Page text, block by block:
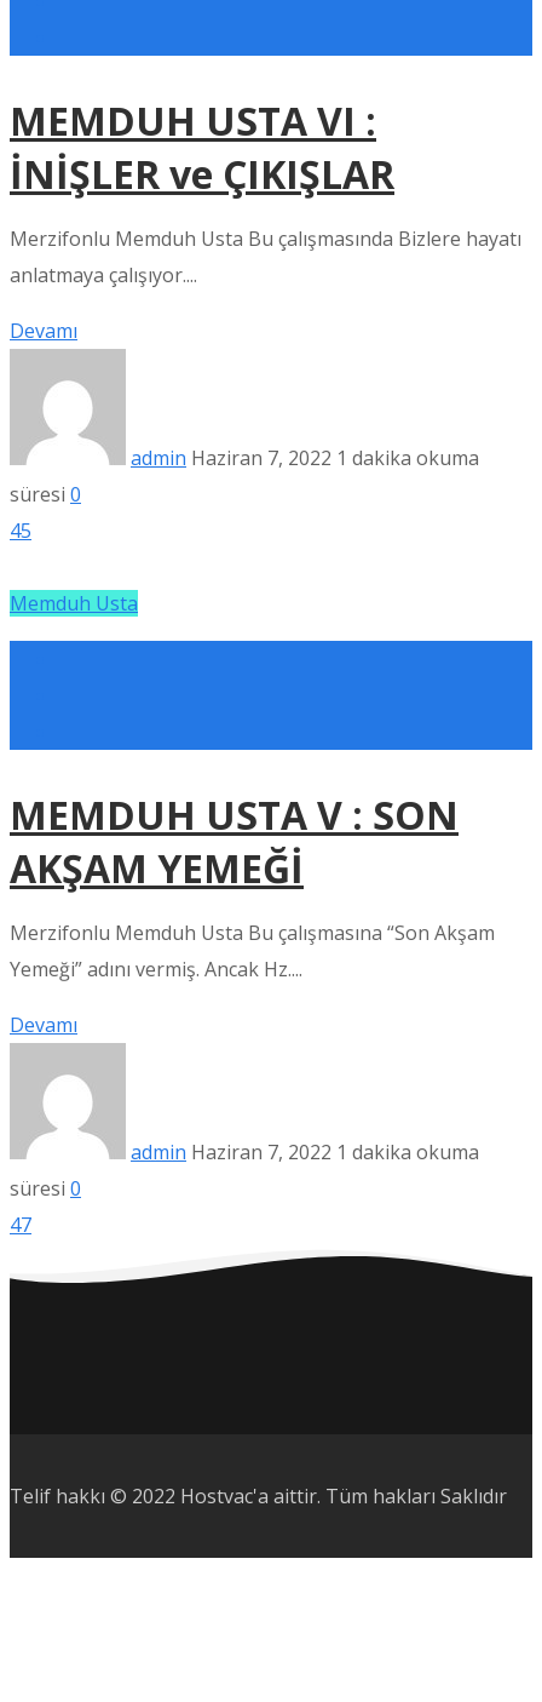
MEMDUH USTA VI :
İNİŞLER ve ÇIKIŞLAR
Merzifonlu Memduh Usta Bu çalışmasında Bizlere hayatı
anlatmaya çalışıyor....
Devamı
admin Haziran 7, 2022 1 dakika okuma
süresi 0
45
Memduh Usta
MEMDUH USTA V : SON
AKŞAM YEMEĞİ
Merzifonlu Memduh Usta Bu çalışmasına “Son Akşam
Yemeği” adını vermiş. Ancak Hz....
Devamı
admin Haziran 7, 2022 1 dakika okuma
süresi 0
47
Telif hakkı © 2022 Hostvac'a aittir. Tüm hakları Saklıdır